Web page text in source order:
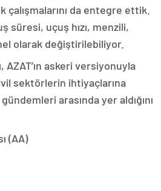
çalışmalarını da entegre ettik.
süresi, uçuş hızı, menzili,
olarak değiştirilebiliyor.
AZAT’ın askeri versiyonuyla
sektörlerin ihtiyaçlarına
arasında yer aldığını
(AA)